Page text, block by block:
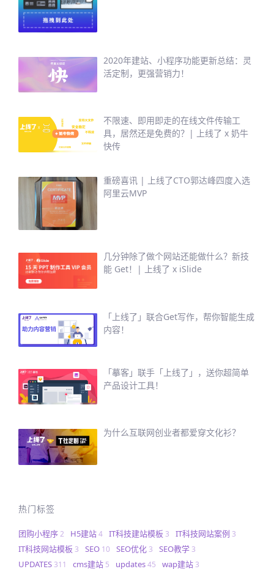
2020年建站、小程序功能更新总结：灵
活定制，更强营销力！
不限速、即用即走的在线文件传输工
具，居然还是免费的？| 上线了 x 奶牛
快传
重磅喜讯 | 上线了CTO郭达峰四度入选
阿里云MVP
几分钟除了做个网站还能做什么？新技
能 Get！| 上线了 x iSlide
「上线了」联合Get写作，帮你智能生成
内容！
「摹客」联手「上线了」，送你超简单
产品设计工具！
为什么互联网创业者都爱穿文化衫？
热门标签
团购小程序2 H5建站4 IT科技建站模板 3 IT科技网站案例 3
IT科技网站模板 3 SEO 10 SEO优化 3 SEO教学 3
UPDATES 311 cms建站 5 updates45 wap建站 3